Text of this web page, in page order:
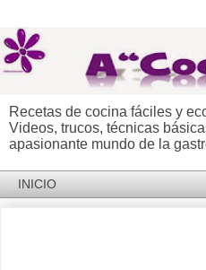
Recetas de cocina fáciles y
Videos, trucos, técnicas
apasionante mundo de la